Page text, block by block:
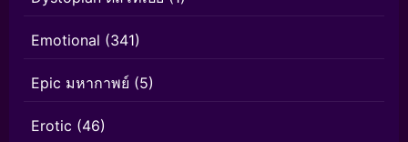
Emotional (341)
Epic มหากาพย์ (5)
Erotic (46)